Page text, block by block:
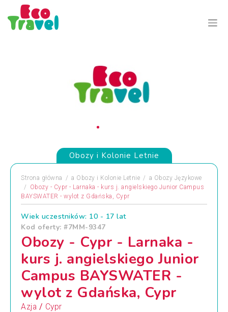
Obozy i Kolonie Letnie
Strona główna a Obozy i Kolonie Letnie a Obozy Językowe
Obozy - Cypr - Larnaka - kurs j. angielskiego Junior Campus
BAYSWATER - wylot z Gdańska, Cypr
Wiek uczestników: 10 - 17 lat
Kod oferty: #7MM-9347
Obozy - Cypr - Larnaka -
kurs j. angielskiego Junior
Campus BAYSWATER -
wylot z Gdańska, Cypr
Azja / Cypr